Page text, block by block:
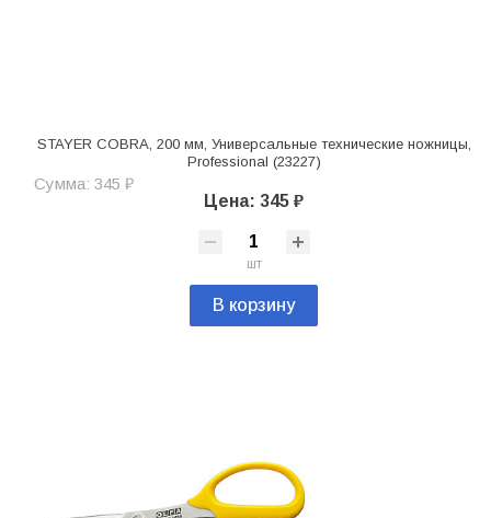
STAYER COBRA, 200 мм, Универсальные технические ножницы,
Professional (23227)
Сумма: 345 ₽
Цена: 345 ₽
шт
В корзину